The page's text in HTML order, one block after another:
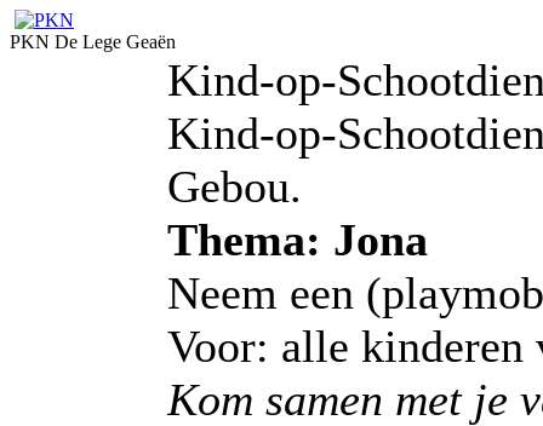
PKN De Lege Geaën
Kind-op-
Kind-op-
Gebou.
Thema: Jona
Neem een
Voor: alle kinderen
Kom samen met je